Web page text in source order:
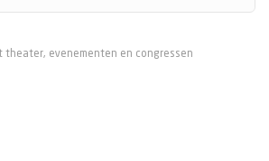
theater, evenementen en congressen